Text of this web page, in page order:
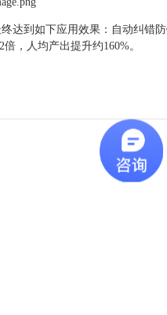
达到如下应用效果：自动纠错
倍，人均产出提升约160%。